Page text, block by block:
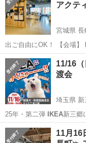
アクテ
宮城県 長
出ご自由にOK！ 【会場】
宮城 仙台市 長町
11/16
渡会
埼玉県 新
25年・第二弾
IKEA新三郷
主催：み…
埼玉 三郷市 新三
11月16